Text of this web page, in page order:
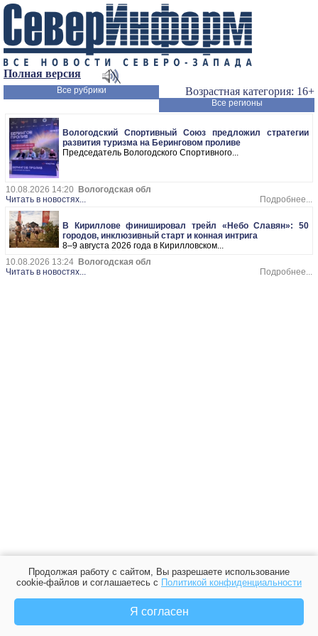
Полная версия
Возрастная категория: 16+
Все рубрики
Все регионы
Вологодский Спортивный Союз предложил стратегии
развития туризма на Беринговом проливе
Председатель Вологодского Спортивного...
10.08.2026 14:20 Вологодская обл
Читать в новостях...
Подробнее...
В Кириллове финишировал трейл «Небо Славян»: 50
городов, инклюзивный старт и конная интрига
8–9 августа 2026 года в Кирилловском...
10.08.2026 13:24 Вологодская обл
Читать в новостях...
Подробнее...
Продолжая работу с сайтом, Вы разрешаете использование
cookie-файлов и соглашаетесь с Политикой конфиденциальности
Я согласен